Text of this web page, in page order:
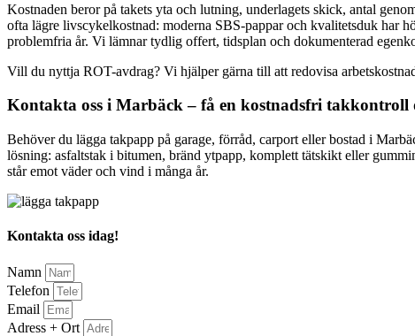
Kostnaden beror på takets yta och lutning, underlagets skick, antal
ofta lägre livscykelkostnad: moderna SBS-pappar och kvalitetsduk har
problemfria år. Vi lämnar tydlig offert, tidsplan och dokumenterad
Vill du nyttja ROT-avdrag? Vi hjälper gärna till att redovisa
Kontakta oss i Marbäck – få en kostnadsfri takkontroll
Behöver du lägga takpapp på garage, förråd, carport eller bostad i
lösning: asfaltstak i bitumen, bränd ytpapp, komplett tätskikt eller
står emot väder och vind i många år.
Kontakta oss idag!
Namn
Telefon
Email
Adress + Ort